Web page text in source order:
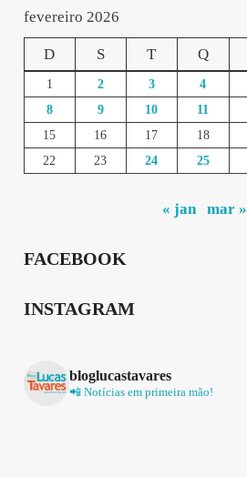
fevereiro 2026
D S T Q
1 2 3 4
8
9 10 11
15
16 17 18
22
23 24 25
« jan mar »
FACEBOOK
INSTAGRAM
bloglucastavares
📲 Notícias em primeira mão!